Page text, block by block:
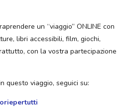
un “viaggio” ONLINE con
libri accessibili, film, giochi,
con la vostra partecipazione
questo viaggio, seguici su: